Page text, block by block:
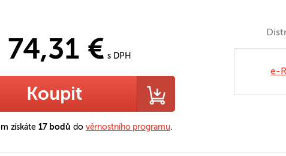
74,31 € s DPH
Koupit
získáte 17 bodů do věrnostního programu.
e-